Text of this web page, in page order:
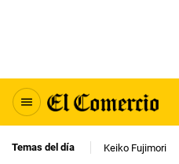
Temas del día Keiko Fujimori